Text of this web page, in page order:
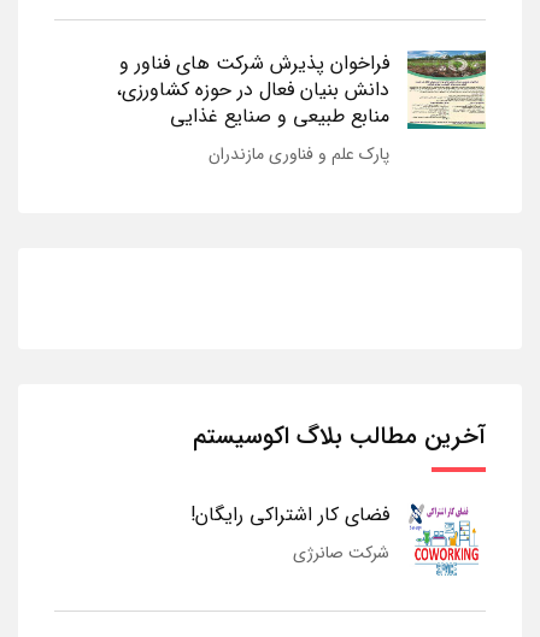
فراخوان پذیرش شرکت های فناور و
دانش بنیان فعال در حوزه کشاورزی،
منابع طبیعی و صنایع غذایی
پارک علم و فناوری مازندران
آخرین مطالب بلاگ اکوسیستم
فضای کار اشتراکی رایگان!
شرکت صانرژی